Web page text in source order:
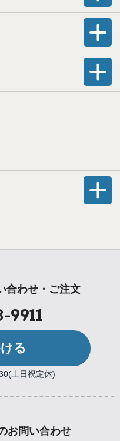
合わせ・ご注文
る
土日祝定休)
お問い合わせ